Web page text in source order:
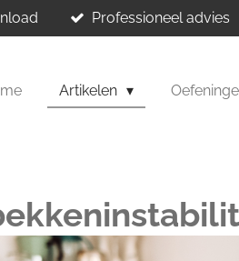
Professioneel advies
Artikelen